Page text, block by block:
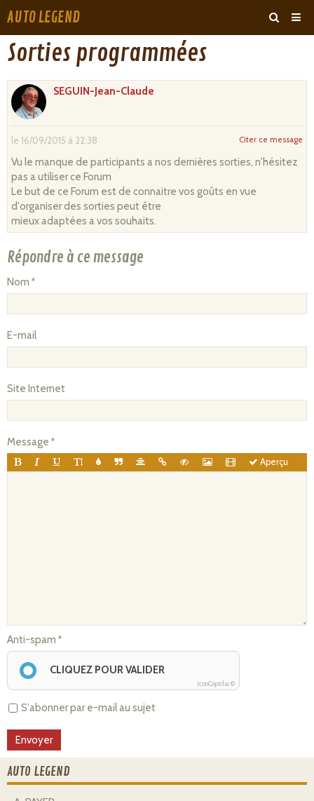
AUTO LEGEND
ARCHIVES
‹ ›
Sorties programmées
SEGUIN-Jean-Claude
le 16/09/2015 à 22:38 Citer ce message
Vu le manque de participants a nos dernières sorties, n'hésitez
pas a utiliser ce Forum
Le but de ce Forum est de connaitre vos goûts en vue
d'organiser des sorties peut être
mieux adaptées a vos souhaits.
Répondre à ce message
Nom
E-mail
Site Internet
Message
Aperçu
Anti-spam
CLIQUEZ POUR VALIDER
IconCaptcha ©
S'abonner par e-mail au sujet
AUTO LEGEND